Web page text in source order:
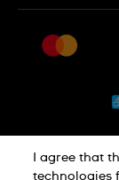
銷售條款
就業機會
I agree that
technologies